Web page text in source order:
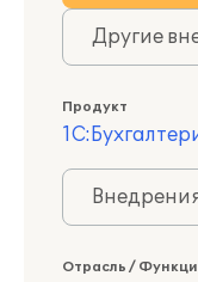
Другие
Продукт
Отрасль /